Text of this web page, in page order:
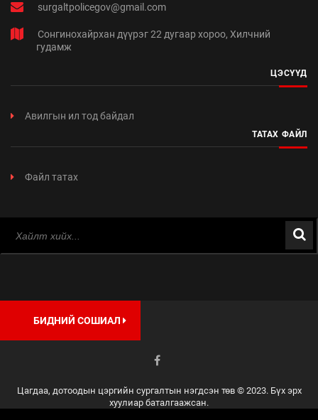
surgaltpolicegov@gmail.com
Сонгинохайрхан дүүрэг 22 дугаар хороо, Хилчний
гудамж
ЦЭСҮҮД
Авилгын ил тод байдал
ТАТАХ ФАЙЛ
Файл татах
БИДНИЙ СОШИАЛ
Цагдаа, дотоодын цэргийн сургалтын нэгдсэн төв © 2023. Бүх эрх
хуулиар баталгаажсан.